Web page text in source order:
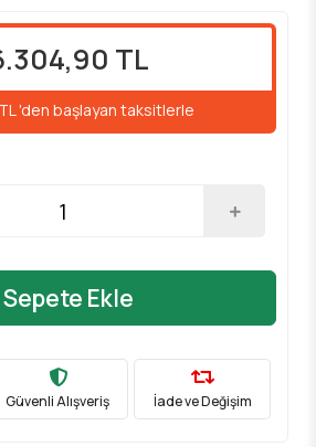
TL
'den başlayan taksitlerle
Sepete Ekle
Güvenli Alışveriş İade ve Değişim